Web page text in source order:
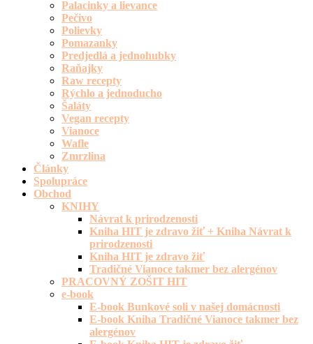
Palacinky a lievance
Pečivo
Polievky
Pomazanky
Predjedlá a jednohubky
Raňajky
Raw recepty
Rýchlo a jednoducho
Šaláty
Vegan recepty
Vianoce
Wafle
Zmrzlina
Články
Spolupráce
Obchod
KNIHY
Návrat k prirodzenosti
Kniha HIT je zdravo žiť + Kniha Návrat k
prirodzenosti
Kniha HIT je zdravo žiť
Tradičné Vianoce takmer bez alergénov
PRACOVNÝ ZOŠIT HIT
e-book
E-book Bunkové soli v našej domácnosti
E-book Kniha Tradičné Vianoce takmer bez
alergénov